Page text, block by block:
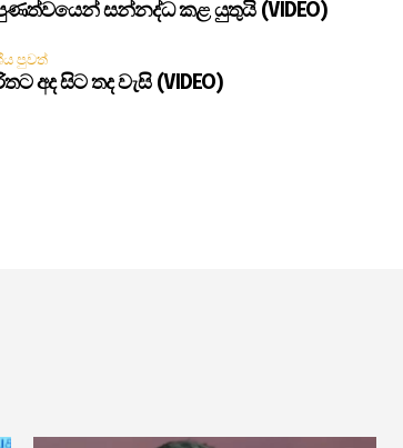
සන්නද්ධ කළ යුතුයි (VIDEO)
පුවත්
අද සිට තද වැසි (VIDEO)